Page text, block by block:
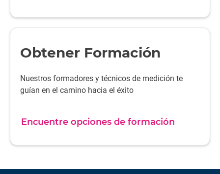
Obtener Formación
Nuestros formadores y técnicos de medición te
guían en el camino hacia el éxito
Encuentre opciones de formación